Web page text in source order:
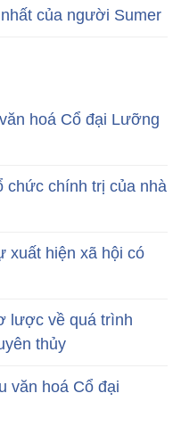
của người Sumer
hoá Cổ đại Lưỡng
chức chính trị của nhà
xuất hiện xã hội có
lược về quá trình
thủy
văn hoá Cổ đại